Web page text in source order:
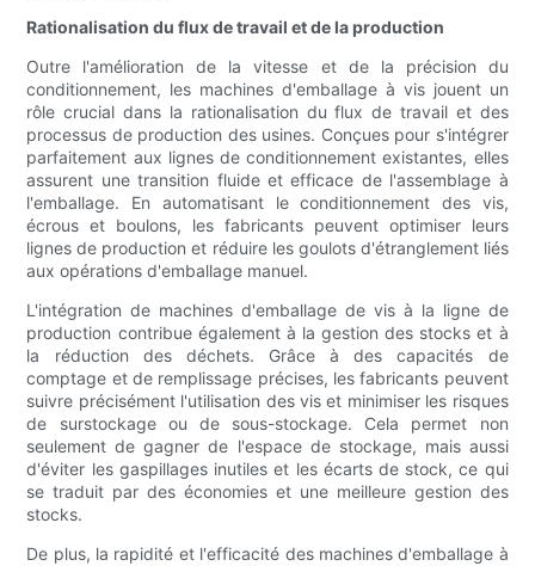
Rationalisation du flux de travail et de la production
Outre l'amélioration de la vitesse et de la précision du
conditionnement, les machines d'emballage à vis jouent un
rôle crucial dans la rationalisation du flux de travail et des
processus de production des usines. Conçues pour s'intégrer
parfaitement aux lignes de conditionnement existantes, elles
assurent une transition fluide et efficace de l'assemblage à
l'emballage. En automatisant le conditionnement des vis,
écrous et boulons, les fabricants peuvent optimiser leurs
lignes de production et réduire les goulots d'étranglement liés
aux opérations d'emballage manuel.
L'intégration de machines d'emballage de vis à la ligne de
production contribue également à la gestion des stocks et à
la réduction des déchets. Grâce à des capacités de
comptage et de remplissage précises, les fabricants peuvent
suivre précisément l'utilisation des vis et minimiser les risques
de surstockage ou de sous-stockage. Cela permet non
seulement de gagner de l'espace de stockage, mais aussi
d'éviter les gaspillages inutiles et les écarts de stock, ce qui
se traduit par des économies et une meilleure gestion des
stocks.
De plus, la rapidité et l'efficacité des machines d'emballage à